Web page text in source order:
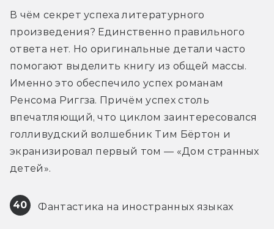
В чём секрет успеха литературного
произведения? Единственно правильного
ответа нет. Но оригинальные детали часто
помогают выделить книгу из общей массы.
Именно это обеспечило успех романам
Ренсома Риггза. Причём успех столь
впечатляющий, что циклом заинтересовался
голливудский волшебник Тим Бёртон и
экранизировал первый том — «Дом странных
детей».
40 Фантастика на иностранных языках